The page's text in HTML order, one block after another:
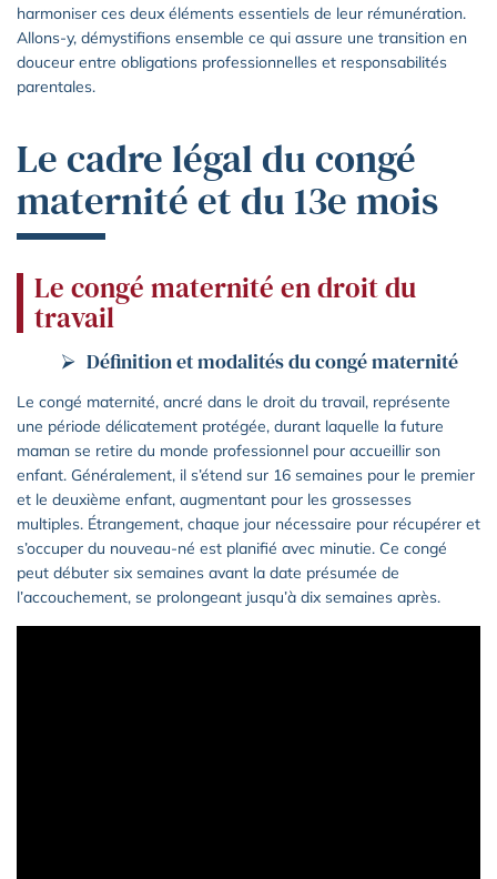
harmoniser ces deux éléments essentiels de leur rémunération.
Allons-y, démystifions ensemble ce qui assure une transition en
douceur entre obligations professionnelles et responsabilités
parentales.
Le cadre légal du congé
maternité et du 13e mois
Le congé maternité en droit du
travail
Définition et modalités du congé maternité
Le congé maternité, ancré dans le droit du travail, représente
une période délicatement protégée, durant laquelle la future
maman se retire du monde professionnel pour accueillir son
enfant. Généralement, il s’étend sur 16 semaines pour le premier
et le deuxième enfant, augmentant pour les grossesses
multiples. Étrangement, chaque jour nécessaire pour récupérer et
s’occuper du nouveau-né est planifié avec minutie. Ce congé
peut débuter six semaines avant la date présumée de
l’accouchement, se prolongeant jusqu’à dix semaines après.